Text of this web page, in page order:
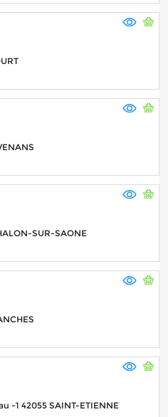
SUR-SAONE
-1 42055 SAINT-ETIENNE